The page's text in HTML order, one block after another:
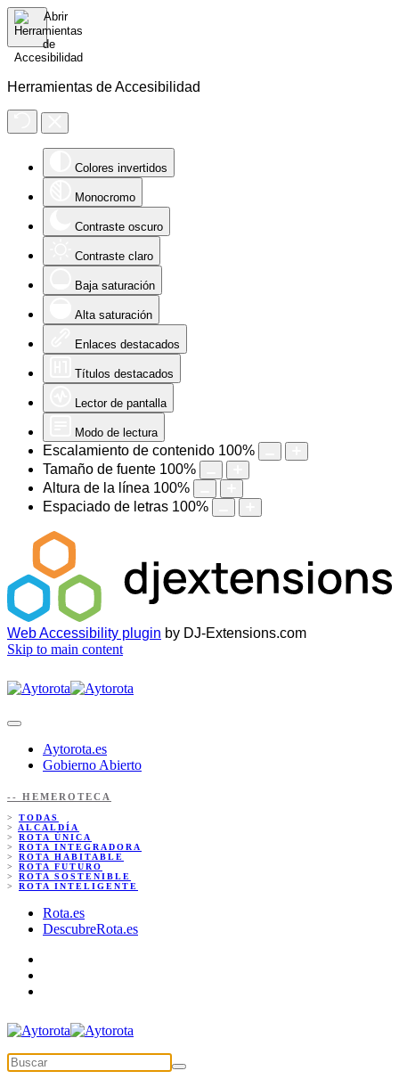
Herramientas de Accesibilidad
Colores invertidos
Monocromo
Contraste oscuro
Contraste claro
Baja saturación
Alta saturación
Enlaces destacados
Títulos destacados
Lector de pantalla
Modo de lectura
Escalamiento de contenido 100%
Tamaño de fuente 100%
Altura de la línea 100%
Espaciado de letras 100%
Web Accessibility plugin by DJ-Extensions.com
Skip to main content
Aytorota.es
Gobierno Abierto
-- HEMEROTECA
> TODAS
> ALCALDÍA
> ROTA ÚNICA
> ROTA INTEGRADORA
> ROTA HABITABLE
> ROTA FUTURO
> ROTA SOSTENIBLE
> ROTA INTELIGENTE
Rota.es
DescubreRota.es